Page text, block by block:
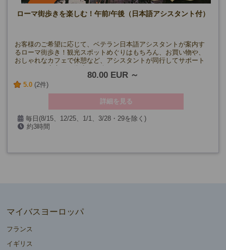
ローマ街歩きを楽しむ！午前/午後（日本語アシスタント付）
お客様のご希望に応じて、ベテラン日本語アシスタントが案内す
るローマ街歩き！観光スポットめぐりはもちろん、お買い物や、
おしゃれなカフェで休憩など、アシスタントが同行してサポート
80.00 EUR
5.0 (2件)
詳細を見る
毎日(8/15、12/25、1/1、3/28・29を除く)
約3時間
マイバスヨーロッパ
フランス
イギリス